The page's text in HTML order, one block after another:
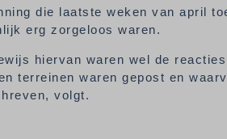
die laatste weken van april
erg zorgeloos waren.
hiervan waren wel de
terreinen waren gepost en
volgt.